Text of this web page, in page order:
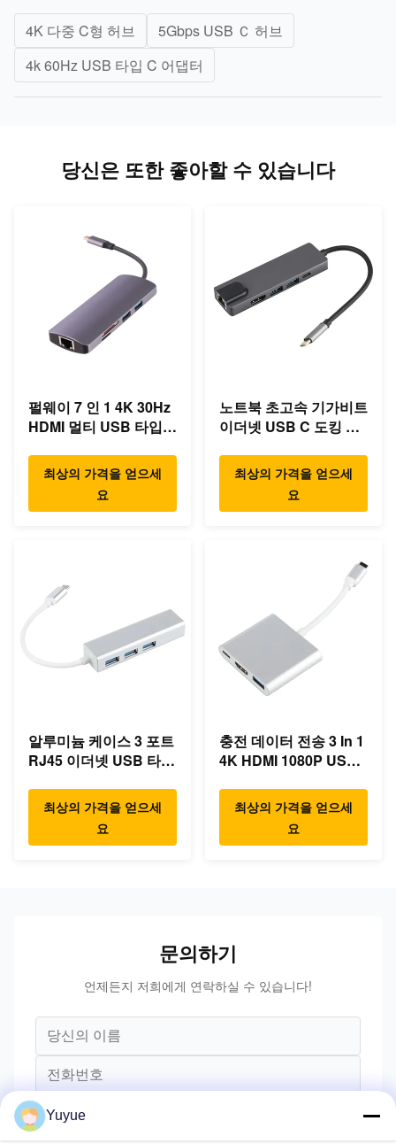
4K 다중 C형 허브
5Gbps USB Ｃ 허브
4k 60Hz USB 타입 C 어댑터
당신은 또한 좋아할 수 있습니다
펄웨이 7 인 1 4K 30Hz
HDMI 멀티 USB 타입 C
최상의 가격을 얻으세
요
노트북 초고속 기가비트
이더넷 USB C 도킹 스
최상의 가격을 얻으세
요
알루미늄 케이스 3 포트
RJ45 이더넷 USB 타입
최상의 가격을 얻으세
요
충전 데이터 전송 3 In 1
4K HDMI 1080P USB
최상의 가격을 얻으세
요
문의하기
언제든지 저희에게 연락하실 수 있습니다!
Yuyue